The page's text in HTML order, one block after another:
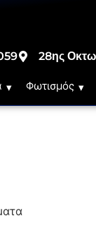
28ης
Φωτισμός